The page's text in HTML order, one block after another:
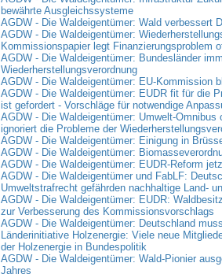
bewährte Ausgleichssysteme
AGDW - Die Waldeigentümer: Wald verbessert
AGDW - Die Waldeigentümer:
Kommissionspapier legt Finanzierungsproblem
AGDW - Die Waldeigentümer: Bundesländer
Wiederherstellungsverordnung
AGDW - Die Waldeigentümer: EU-Kommission
AGDW - Die Waldeigentümer: EUDR fit für die
ist gefordert - Vorschläge für notwendige
AGDW - Die Waldeigentümer: Umwelt-
ignoriert die Probleme der
AGDW - Die Waldeigentümer: Einigung in
AGDW - Die Waldeigentümer:
AGDW - Die Waldeigentümer: EUDR-Reform
AGDW - Die Waldeigentümer und FabLF:
Umweltstrafrecht gefährden nachhaltige Land-
AGDW - Die Waldeigentümer: EUDR:
zur Verbesserung des Kommissionsvorschlags
AGDW - Die Waldeigentümer: Deutschland
Länderinitiative Holzenergie: Viele neue
der Holzenergie in Bundespolitik
AGDW - Die Waldeigentümer: Wald-Pionier
Jahres